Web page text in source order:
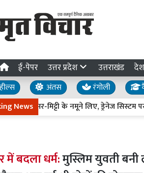
ई-पेपर उत्तर प्रदेश उत्तराखंड देश
अंतस रंगोली
News
मिट्टी के नमूने लिए, ड्रेनेज सिस्टम पर उठे
में बदला धर्म:मुस्लिम युवती बनी